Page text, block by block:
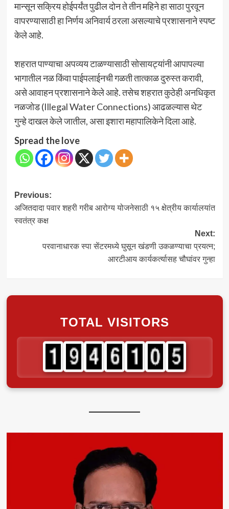
मान्सून सक्रिय होईपर्यंत पुढील दोन ते तीन महिने हा साठा पुरवून
वापरण्यासाठी हा निर्णय अनिवार्य ठरला असल्याचे प्रशासनाने स्पष्ट
केले आहे.
शहरात पाण्याचा अपव्यय टाळण्यासाठी सोसायट्यांनी आपापल्या
भागातील नळ किंवा पाईपलाईनची गळती तात्काळ दुरुस्त करावी,
असे आवाहन प्रशासनाने केले आहे. तसेच शहरात कुठेही अनधिकृत
नळजोड (Illegal Water Connections) आढळल्यास थेट
गुन्हे दाखल केले जातील, असा इशारा महापालिकेने दिला आहे.
Spread the love
Post
navigation
Previous:
अजितदादा पवार शहरी गरीब आरोग्य योजनेसाठी १५ क्षेत्रीय कार्यालयांत
स्वतंत्र कक्ष
Next:
परवानाधारक स्पा सेंटरमध्ये घुसून खंडणी उकळण्याचा प्रयत्न;
आरटीआय कार्यकर्त्यासह चौघांवर गुन्हा
TOTAL VISITORS